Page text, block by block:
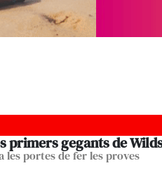
primers gegants de
les portes de fer les proves